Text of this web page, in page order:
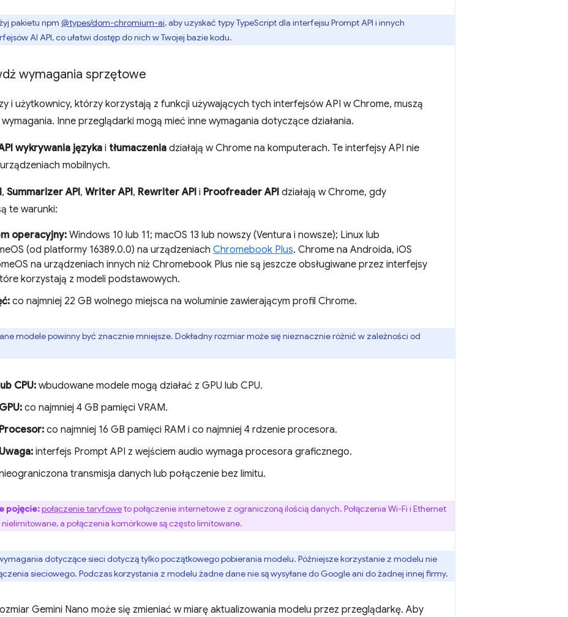
pakietu npm @types/dom-chromium-ai, aby uzyskać typy TypeScript dla interfejsu Prompt API i innych
AI API, co ułatwi dostęp do nich w Twojej bazie kodu.
wymagania sprzętowe
i użytkownicy, którzy korzystają z funkcji używających tych interfejsów API w Chrome, muszą
Inne przeglądarki mogą mieć inne wymagania dotyczące działania.
wykrywania języka i tłumaczenia działają w Chrome na komputerach. Te interfejsy API nie
mobilnych.
, Summarizer API, Writer API, Rewriter API i Proofreader API działają w Chrome, gdy
te warunki:
operacyjny: Windows 10 lub 11; macOS 13 lub nowszy (Ventura i nowsze); Linux lub
(od platformy 16389.0.0) na urządzeniach Chromebook Plus. Chrome na Androida, iOS
na urządzeniach innych niż Chromebook Plus nie są jeszcze obsługiwane przez interfejsy
korzystają z modeli podstawowych.
co najmniej 22 GB wolnego miejsca na woluminie zawierającym profil Chrome.
modele powinny być znacznie mniejsze. Dokładny rozmiar może się nieznacznie różnić w zależności od
CPU: wbudowane modele mogą działać z GPU lub CPU.
GPU: co najmniej 4 GB pamięci VRAM.
Procesor: co najmniej 16 GB pamięci RAM i co najmniej 4 rdzenie procesora.
Uwaga: interfejs Prompt API z wejściem audio wymaga procesora graficznego.
transmisja danych lub połączenie bez limitu.
pojęcie:połączenie taryfoweto połączenie internetowe z ograniczoną ilością danych. Połączenia Wi-Fi i Ethernet
a połączenia komórkowe są często limitowane.
dotyczące sieci dotyczą tylko początkowego pobierania modelu. Późniejsze korzystanie z modelu nie
sieciowego. Podczas korzystania z modelu żadne dane nie są wysyłane do Google ani do żadnej innej firmy.
Gemini Nano może się zmieniać w miarę aktualizowania modelu przez przeglądarkę. Aby